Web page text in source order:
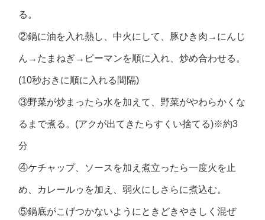
る。
②鍋に油を入れ熱し、中火にして、豚ひき肉→にんじ
ん→たまねぎ→ピーマンを順に入れ、炒め合わせる。
(10秒おきに順に入れる間隔)
③野菜が炒まったら水を加えて、野菜がやわらかくな
るまで煮る。(アクが出てきたらすくい捨てる)※約3
分
④ケチャップ、ソースを加え煮立ったら一度火を止
め、カレールゥを加え、弱火にしさらに煮込む。
⑤鍋底がこげつかないようにときどきやさしく混ぜ